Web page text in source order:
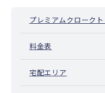
プレミアムクローク
料金表
宅配エリア